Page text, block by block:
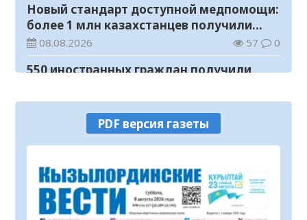
Новый стандарт доступной медпомощи:
более 1 млн казахстанцев получили
телемедицинские услуги
08.08.2026 57 0
550 иностранных граждан получили
Казахстане
08.08.2026 89 0
Министерство просвещения определило
сроки обучения и каникул на 2026-2027
учебный год
08.08.2026
Прогноз погоды на 8 августа
08.08.2026 66
PDF версия газеты